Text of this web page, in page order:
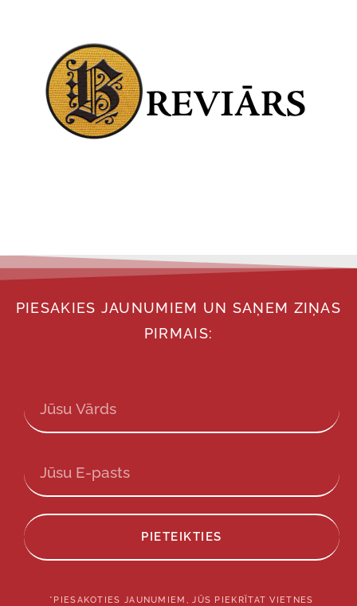
PIESAKIES JAUNUMIEM UN SAŅEM ZIŅAS
PIRMAIS:
PIETEIKTIES
*PIESAKOTIES JAUNUMIEM, JŪS PIEKRĪTAT VIETNES